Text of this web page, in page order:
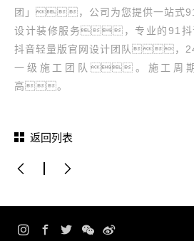
团」，公司为您提供一站式
设计装修服务，专业的91抖
抖音轻量版官网设计团队，
一级施工团队。施工周
高。
返回列表